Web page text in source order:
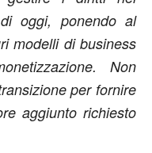
oggi, ponendo al
modelli di business
Non
per fornire
aggiunto richiesto